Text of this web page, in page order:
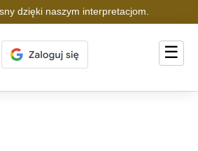
dzięki naszym interpretacjom.
☰